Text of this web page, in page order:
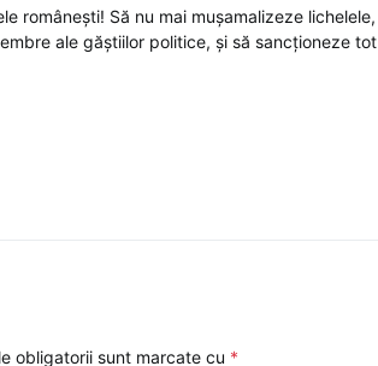
românești! Să nu mai mușamalizeze lichelele,
ale găștiilor politice, și să sancționeze tot
obligatorii sunt marcate cu *